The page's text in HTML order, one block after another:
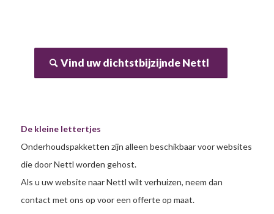
Vind uw dichtstbijzijnde Nettl
De kleine lettertjes
Onderhoudspakketten zijn alleen beschikbaar voor websites
die door Nettl worden gehost.
Als u uw website naar Nettl wilt verhuizen, neem dan
contact met ons op voor een offerte op maat.